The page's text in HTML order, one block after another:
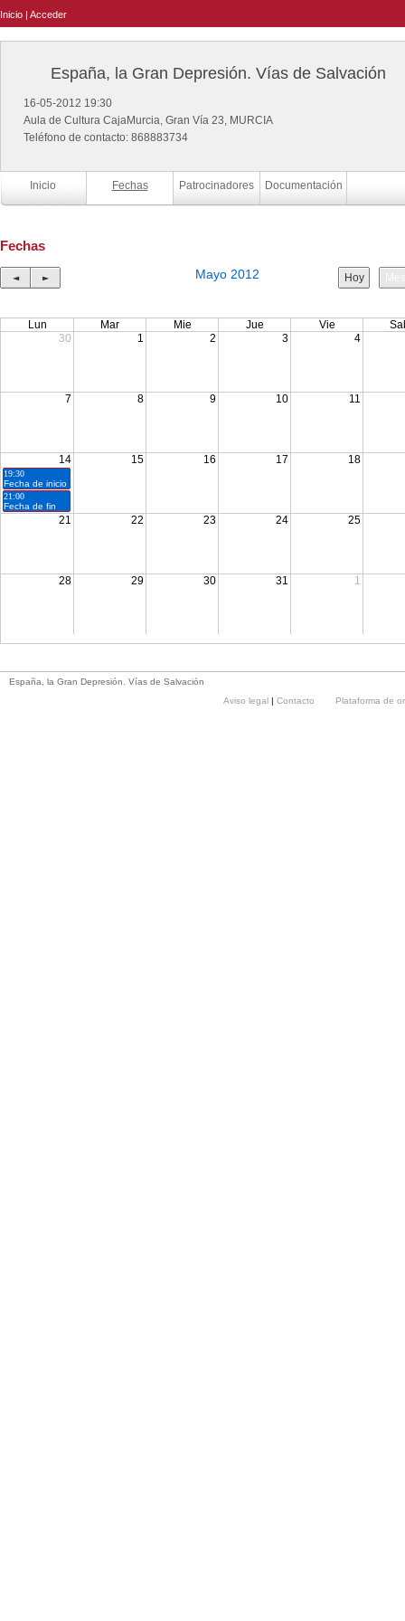
Inicio | Acceder
España, la Gran Depresión. Vías de Salvación
16-05-2012 19:30
Aula de Cultura CajaMurcia, Gran Vía 23, MURCIA
Teléfono de contacto: 868883734
Inicio Fechas Patrocinadores Documentación
Fechas
◄ ► Mayo 2012 Hoy
Lun Mar Mie Jue Vie
30
1 2 3 4
7 8 9 10 11
14 15 16 17 18
21 22 23 24 25
28 29 30 31 1
19:30
Fecha de inicio
21:00
Fecha de fin
España, la Gran Depresión. Vías de Salvación
Aviso legal | Contacto Plataforma de